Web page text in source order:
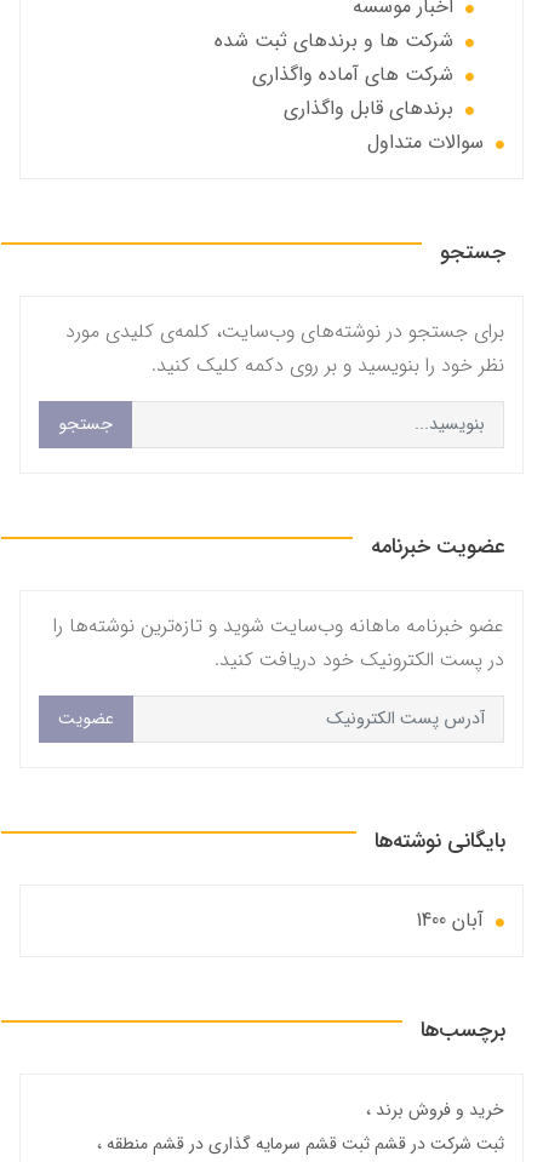
اخبار موسسه
شرکت ها و برندهای ثبت شده
شرکت های آماده واگذاری
برندهای قابل واگذاری
سوالات متداول
جستجو
برای جستجو در نوشته‌های وب‌سایت، کلمه‌ی کلیدی مورد
نظر خود را بنویسید و بر روی دکمه کلیک کنید.
جستجو
عضویت خبرنامه
عضو خبرنامه ماهانه وب‌سایت شوید و تازه‌ترین نوشته‌ها را
در پست الکترونیک خود دریافت کنید.
عضویت
بایگانی نوشته‌ها
آبان 1400
برچسب‌ها
خرید و فروش برند
ثبت شرکت در قشم ثبت قشم سرمایه گذاری در قشم منطقه